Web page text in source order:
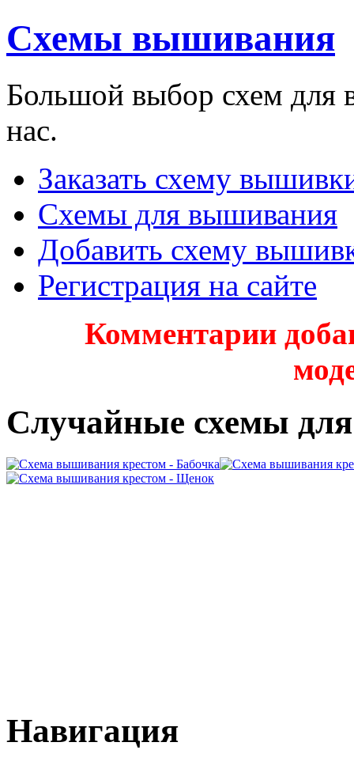
Схемы вышивания
Большой выбор схем для
нас.
Заказать схему
Схемы для вышивания
Добавить схему
Регистрация на сайте
Комментарии
Случайные схемы
Навигация